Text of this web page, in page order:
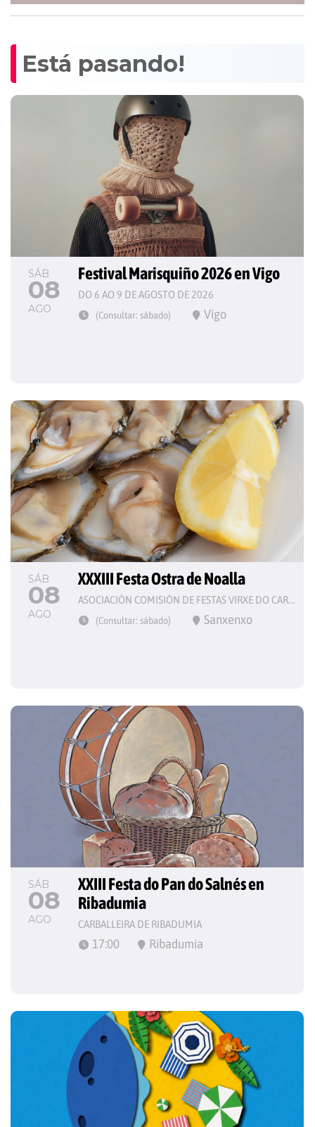
Está pasando!
SÁB
08
AGO
Festival Marisquiño 2026 en Vigo
DO 6 AO 9 DE AGOSTO DE 2026
(Consultar: sábado) Vigo
SÁB
08
AGO
XXXIII Festa Ostra de Noalla
ASOCIACIÓN COMISIÓN DE FESTAS VIRXE DO CARME
(Consultar: sábado) Sanxenxo
SÁB
08
AGO
XXIII Festa do Pan do Salnés en
Ribadumia
CARBALLEIRA DE RIBADUMIA
17:00 Ribadumia